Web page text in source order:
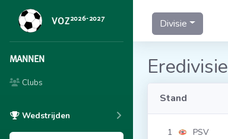
VOZ2026-2027
MANNEN
Clubs
Wedstrijden
Divisie
Eredivisie
Stand
1 PSV